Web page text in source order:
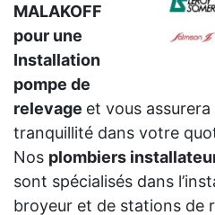
MALAKOFF
pour une
Installation
pompe de
relevage et vous
tranquillité dans votre
Nos plombiers
sont spécialisés dans
broyeur et de stations de